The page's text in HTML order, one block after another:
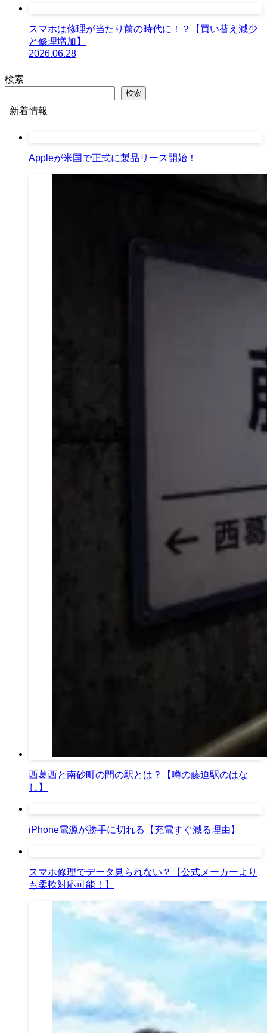
スマホは修理が当たり前の時代に！？【買い替え減少
と修理増加】
2026.06.28
検索
検索
新着情報
Appleが米国で正式に製品リース開始！
西葛西と南砂町の間の駅とは？【噂の藤迫駅のはな
し】
iPhone電源が勝手に切れる【充電すぐ減る理由】
スマホ修理でデータ見られない？【公式メーカーより
も柔軟対応可能！】